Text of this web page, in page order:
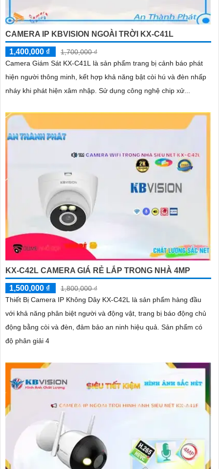
CAMERA IP KBVISION NGOÀI TRỜI KX-C41L
1,400,000 ₫
1,700,000 ₫
Camera Giám Sát KX-C41L là sản phẩm trang bị cảnh báo phát
hiện người thông minh, kết hợp khả năng bật còi hú và đèn nhấp
nháy khi phát hiện xâm nhập. Sử dụng công nghệ chip xử...
KX-C42L CAMERA GIÁ RẺ LẮP TRONG NHÀ 4MP
1,500,000 ₫
1,800,000 ₫
Thiết Bị Camera IP Không Dây KX-C42L là sản phẩm hàng đầu
với khả năng phân biệt người và động vật, trang bị báo động chủ
động bằng còi và đèn, đảm bảo an ninh hiệu quả. Sản phẩm có
độ phân giải 4